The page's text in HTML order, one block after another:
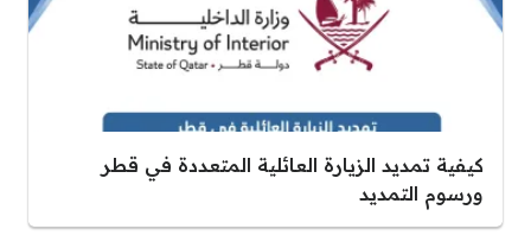
كيفية تمديد الزيارة العائلية المتعددة في قطر
ورسوم التمديد